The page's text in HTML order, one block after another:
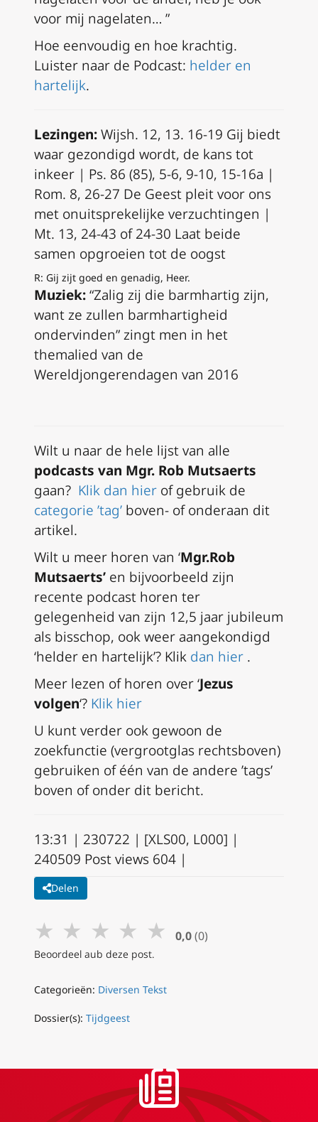
voor mij nagelaten… ”
Hoe eenvoudig en hoe krachtig.
Luister naar de Podcast: helder en
hartelijk.
Lezingen:Wijsh. 12, 13. 16-19 Gij biedt
waar gezondigd wordt, de kans tot
inkeer | Ps. 86 (85), 5-6, 9-10, 15-16a |
Rom. 8, 26-27 De Geest pleit voor ons
met onuitsprekelijke verzuchtingen |
Mt. 13, 24-43 of 24-30 Laat beide
samen opgroeien tot de oogst
R: Gij zijt goed en genadig, Heer.
Muziek:“Zalig zij die barmhartig zijn,
want ze zullen barmhartigheid
ondervinden” zingt men in het
themalied van de
Wereldjongerendagen van 2016
Wilt u naar de hele lijst van alle
podcasts van Mgr. Rob Mutsaerts
gaan? Klik dan hier of gebruik de
categorie ’tag’ boven- of onderaan dit
artikel.
Wilt u meer horen van ‘Mgr.Rob
Mutsaerts’ en bijvoorbeeld zijn
recente podcast horen ter
gelegenheid van zijn 12,5 jaar jubileum
als bisschop, ook weer aangekondigd
‘helder en hartelijk’? Klik dan hier .
Meer lezen of horen over ‘Jezus
volgen‘? Klik hier
U kunt verder ook gewoon de
zoekfunctie (vergrootglas rechtsboven)
gebruiken of één van de andere ’tags’
boven of onder dit bericht.
13:31 | 230722 | ​​​​​​​​​​[XLS00, L000] |
240509 Post views 604 |
Delen
★ ★ ★ ★ ★ 0,0 (0)
Beoordeel aub deze post.
Categorieën: Diversen Tekst
Dossier(s): Tijdgeest